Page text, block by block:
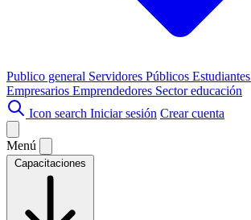
Publico general Servidores Públicos Estudiantes
Empresarios Emprendedores Sector educación
Icon search Iniciar sesión Crear cuenta
Menú
Capacitaciones